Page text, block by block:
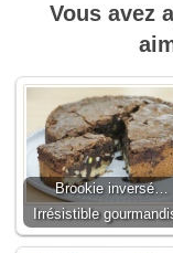
Vous avez
Brookie inversé…
Irrésistible